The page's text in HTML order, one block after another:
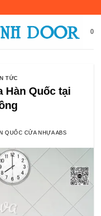
0
TỨC
Hàn Quốc tại
QUỐC CỬA NHỰA ABS